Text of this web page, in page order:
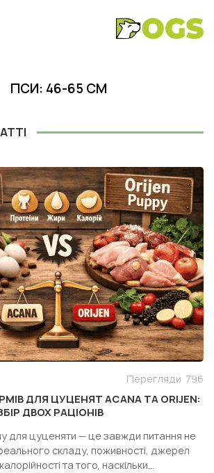
ПСИ: 46-65 СМ
Перегляди 796
ДЛЯ ЦУЦЕНЯТ ACANA ТА ORIJEN:
ДВОХ РАЦІОНІВ
для цуценяти — це завжди питання не
складу, поживності, джерел
та того, наскільки